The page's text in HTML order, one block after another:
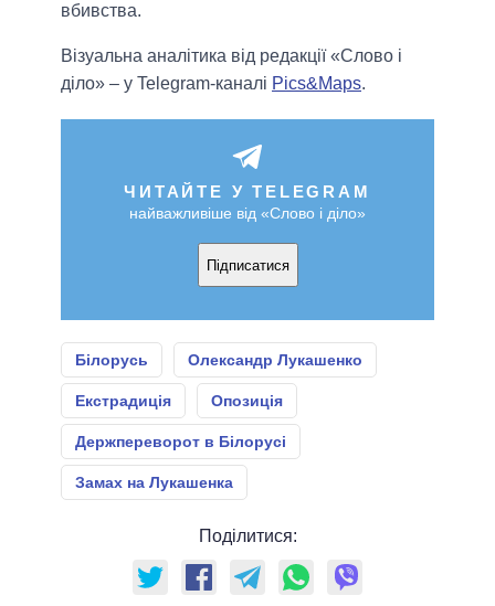
вбивства.
Візуальна аналітика від редакції «Слово і
діло» – у Telegram-каналі Pics&Maps.
ЧИТАЙТЕ У TELEGRAM
найважливіше від «Слово і діло»
Підписатися
Білорусь Олександр Лукашенко
Екстрадиція Опозиція
Держпереворот в Білорусі
Замах на Лукашенка
Поділитися: